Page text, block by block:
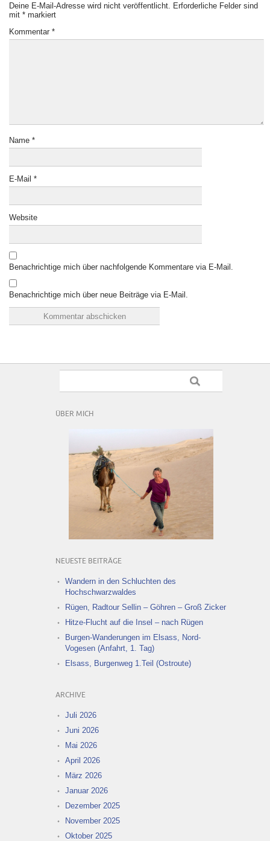
Deine E-Mail-Adresse wird nicht veröffentlicht. Erforderliche Felder sind
mit * markiert
Kommentar *
Name *
E-Mail *
Website
Benachrichtige mich über nachfolgende Kommentare via E-Mail.
Benachrichtige mich über neue Beiträge via E-Mail.
ÜBER MICH
NEUESTE BEITRÄGE
Wandern in den Schluchten des
Hochschwarzwaldes
Rügen, Radtour Sellin – Göhren – Groß Zicker
Hitze-Flucht auf die Insel – nach Rügen
Burgen-Wanderungen im Elsass, Nord-
Vogesen (Anfahrt, 1. Tag)
Elsass, Burgenweg 1.Teil (Ostroute)
ARCHIVE
Juli 2026
Juni 2026
Mai 2026
April 2026
März 2026
Januar 2026
Dezember 2025
November 2025
Oktober 2025